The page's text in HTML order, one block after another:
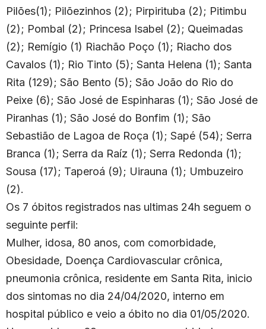
Pilões(1); Pilõezinhos (2); Pirpirituba (2); Pitimbu
(2); Pombal (2); Princesa Isabel (2); Queimadas
(2); Remígio (1) Riachão Poço (1); Riacho dos
Cavalos (1); Rio Tinto (5); Santa Helena (1); Santa
Rita (129); São Bento (5); São João do Rio do
Peixe (6); São José de Espinharas (1); São José de
Piranhas (1); São José do Bonfim (1); São
Sebastião de Lagoa de Roça (1); Sapé (54); Serra
Branca (1); Serra da Raíz (1); Serra Redonda (1);
Sousa (17); Taperoá (9); Uirauna (1); Umbuzeiro
(2).
Os 7 óbitos registrados nas ultimas 24h seguem o
seguinte perfil:
Mulher, idosa, 80 anos, com comorbidade,
Obesidade, Doença Cardiovascular crônica,
pneumonia crônica, residente em Santa Rita, inicio
dos sintomas no dia 24/04/2020, interno em
hospital público e veio a óbito no dia 01/05/2020.